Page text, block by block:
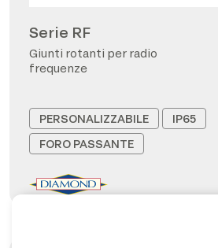
Serie RF
Giunti rotanti per radio
frequenze
PERSONALIZZABILE
IP65
FORO PASSANTE